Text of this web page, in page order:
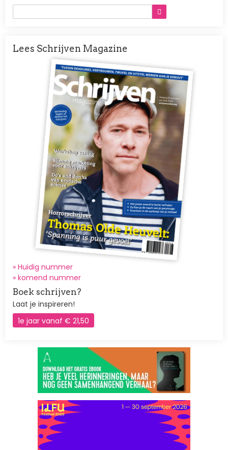
Lees Schrijven Magazine
Afbeelding
» Huidig nummer
» komend nummer
Boek schrijven?
Laat je inspireren!
1e jaar vanaf € 21,50